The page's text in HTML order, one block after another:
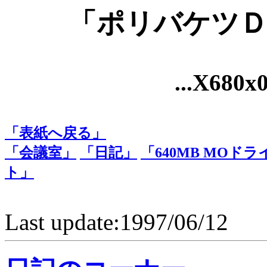
「ポリバケツ
「表紙へ戻る」
「会議室」
「日記」
「640MB MOド
ト」
Last update:1997/06/12